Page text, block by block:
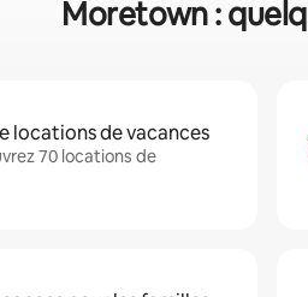
Moretown :
locations de vacances
70 locations de